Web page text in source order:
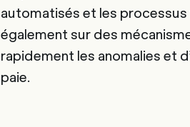
automatisés et les processus
également sur des
rapidement les anomalies et
paie.